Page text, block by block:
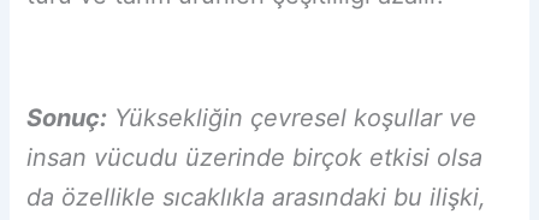
Sonuç: Yüksekliğin çevresel koşullar ve
insan vücudu üzerinde birçok etkisi olsa
da özellikle sıcaklıkla arasındaki bu ilişki,